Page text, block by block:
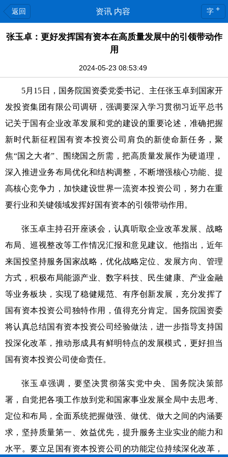
返回 资讯 内容 字 +
张玉卓：更好发挥国有资本在高质量发展中的引领带动作
用
2024-05-23 08:53:49
5月15日，国务院国资委党委书记、主任张玉卓到国家开
发投资集团有限公司调研，强调要深入学习贯彻习近平总书
记关于国有企业改革发展和党的建设的重要论述，准确把握
新时代新征程国有资本投资公司肩负的新使命新任务，聚
焦“国之大者”、围绕国之所需，把高质量发展作为硬道理，
深入推进业务布局优化和结构调整，不断增强核心功能、提
高核心竞争力，加快建设世界一流资本投资公司，努力在重
要行业和关键领域发挥好国有资本的引领带动作用。
张玉卓主持召开座谈会，认真听取企业改革发展、战略
布局、巡视整改等工作情况汇报和意见建议。他指出，近年
来国投坚持服务国家战略，优化战略定位、发展方向、管理
方式，积极布局能源产业、数字科技、民生健康、产业金融
等业务板块，实现了稳健规范、有序创新发展，充分发挥了
国有资本投资公司独特作用，值得充分肯定。国务院国资委
将认真总结国有资本投资公司经验做法，进一步指导支持国
投深化改革，推动形成具有鲜明特点的发展模式，更好担当
国有资本投资公司使命责任。
张玉卓强调，要坚决贯彻落实党中央、国务院决策部
署，自觉把各项工作放到党和国家事业发展全局中去思考、
定位和布局，全面系统把握做强、做优、做大之间的内涵要
求，坚持质量第一、效益优先，提升服务主业实业的能力和
水平。要立足国有资本投资公司的功能定位持续深化改革，